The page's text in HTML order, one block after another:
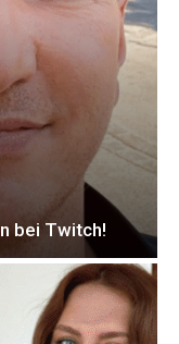
bei Twitch!